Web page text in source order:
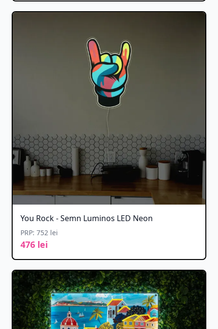
You Rock - Semn Luminos LED Neon
PRP: 752 lei
476 lei